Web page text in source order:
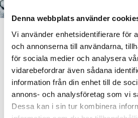
Denna webbplats använder
Vi använder enhetsidentifierare för
och annonserna till användarna,
för sociala medier och analysera
vidarebefordrar även sådana
information från din enhet till de
annons- och analysföretag som vi
Dessa kan i sin tur kombinera
Som medlem i Lakritsrotens
köpa 4 av våra populära
endast för 3. Här hittar du
från den saltaste saltlakritsen
karameller och lakrits doppad